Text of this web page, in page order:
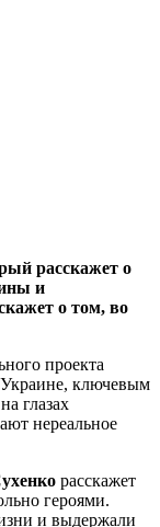
расскажет о
и
о том, во
проекта
ключевым
глазах
нереальное
расскажет
героями.
и выдержали